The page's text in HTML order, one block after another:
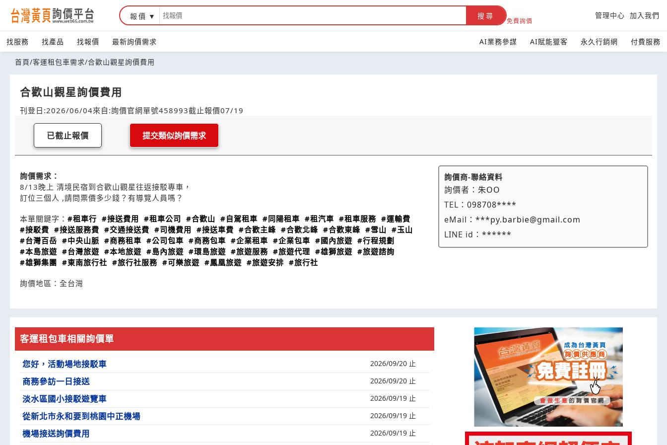
報價 搜尋
免費詢價
管理中心 加入我們
找服務 找產品 找報價 最新詢價需求 AI業務參謀 AI賦能獵客 永久行銷網 付費服務
首頁/客運租包車需求/合歡山觀星詢價費用
合歡山觀星詢價費用
刊登日:2026/06/04來自:詢價官網單號458993截止報價07/19
已截止報價 提交類似詢價需求
詢價需求：
8/13晚上 清境民宿到合歡山觀星往返接駁專車，
訂位三個人 ,請問票價多少錢？有導覽人員嗎？
本單關鍵字： #租車行 #接送費用 #租車公司 #合歡山 #自駕租車 #同陽租車 #租汽車 #租車服務 #運輸費
#接駁費 #接送服務費 #交通接送費 #司機費用 #接送車費 #合歡主峰 #合歡北峰 #合歡東峰 #雪山 #玉山
#台灣百岳 #中央山脈 #商務租車 #公司包車 #商務包車 #企業租車 #企業包車 #國內旅遊 #行程規劃
#本島旅遊 #台灣旅遊 #本地旅遊 #島內旅遊 #環島旅遊 #旅遊服務 #旅遊代理 #雄獅旅遊 #旅遊諮詢
#雄獅集團 #東南旅行社 #旅行社服務 #可樂旅遊 #鳳凰旅遊 #旅遊安排 #旅行社
詢價地區： 全台灣
詢價商-聯絡資料
詢價者：朱OO
TEL：098708****
eMail：***py.barbie@gmail.com
LINE id：******
客運租包車相關詢價單
您好，活動場地接駁車 2026/09/20 止
商務參訪一日接送 2026/09/20 止
淡水區國小接駁遊覽車 2026/09/19 止
從新北市永和要到桃園中正機場 2026/09/19 止
機場接送詢價費用 2026/09/19 止